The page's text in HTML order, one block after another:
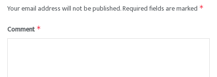
Your email address will not be published.Required fields are marked *
Comment *